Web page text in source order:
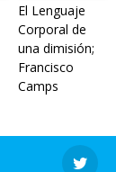
El Lenguaje
Corporal de
una dimisión;
Francisco
Camps